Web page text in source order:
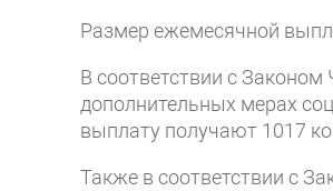
Размер ежемесячной
В соответствии с
дополнительных мерах
выплату получают 1017
Также в соответствии с